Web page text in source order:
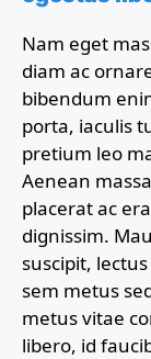
Nam eget
diam ac
bibendum
porta, iaculis
pretium leo
Aenean
placerat ac
dignissim.
suscipit,
sem metus
metus vitae
libero, id